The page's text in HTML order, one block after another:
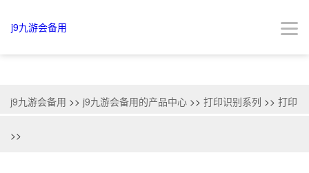
j9九游会备用
j9九游会备用 >> j9九游会备用的产品中心 >> 打印识别系列 >> 打印
>>